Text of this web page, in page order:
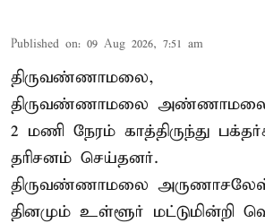
Published on: 09 Aug 2026, 7:51 am
திருவண்ணாமலை,
திருவண்ணாமலை
2 மணி நேரம் காத்திருந்து
தரிசனம் செய்தனர்.
திருவண்ணாமலை
தினமும் உள்ளூர் மட்டுமின்றி